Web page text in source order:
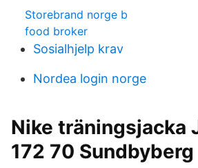
Storebrand norge b
food broker
Sosialhjelp krav
Nordea login norge
Nike träningsjacka
172 70 Sundbyberg